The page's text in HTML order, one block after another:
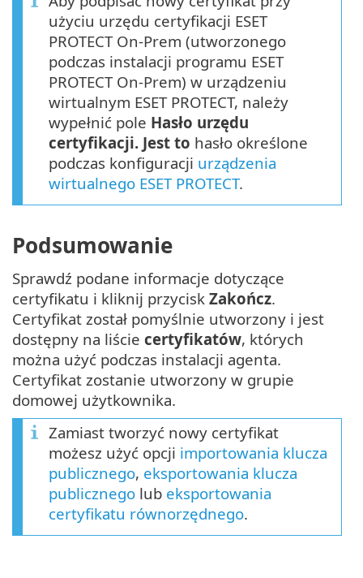
użyciu urzędu certyfikacji ESET
PROTECT On-Prem (utworzonego
podczas instalacji programu ESET
PROTECT On-Prem) w urządzeniu
wirtualnym ESET PROTECT, należy
wypełnić pole Hasło urzędu
certyfikacji. Jest to hasło określone
podczas konfiguracji urządzenia
wirtualnego ESET PROTECT.
Podsumowanie
Sprawdź podane informacje dotyczące
certyfikatu i kliknij przycisk Zakończ.
Certyfikat został pomyślnie utworzony i jest
dostępny na liście certyfikatów, których
można użyć podczas instalacji agenta.
Certyfikat zostanie utworzony w grupie
domowej użytkownika.
Zamiast tworzyć nowy certyfikat
możesz użyć opcji importowania klucza
publicznego, eksportowania klucza
publicznego lub eksportowania
certyfikatu równorzędnego.